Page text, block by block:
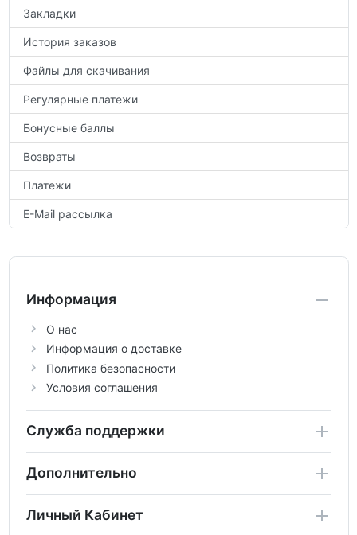
Закладки
История заказов
Файлы для скачивания
Регулярные платежи
Бонусные баллы
Возвраты
Платежи
E-Mail рассылка
Информация
О нас
Информация о доставке
Политика безопасности
Условия соглашения
Служба поддержки
Дополнительно
Личный Кабинет